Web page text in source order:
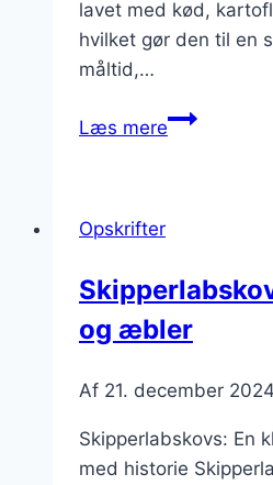
lavet med kød,
hvilket gør den til en
måltid,…
Læs mereGammeldags
Opskrifter
og æbler
Af 21. december 2024
Skipperlabskovs: En
med historie